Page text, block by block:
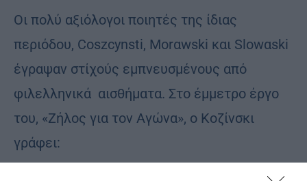
Οι πολύ αξιόλογοι ποιητές της ίδιας
περιόδου, Coszcynsti, Morαwski και Slowαski
έγραψαν στίχούς εμπνευσμένους από
φιλελληνικά αισθήματα. Στο έμμετρο έργο
του, «Ζήλος για τον Αγώνα», ο Κοζίνσκι
γράφει: